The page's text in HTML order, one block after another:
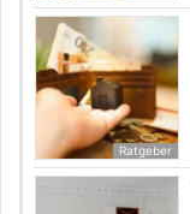
Ratgeber